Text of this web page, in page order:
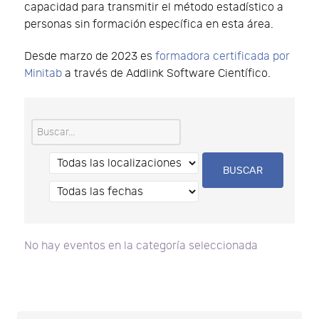
capacidad para transmitir el método estadístico a
personas sin formación específica en esta área.
Desde marzo de 2023 es formadora certificada por
Minitab a través de Addlink Software Científico.
No hay eventos en la categoría seleccionada